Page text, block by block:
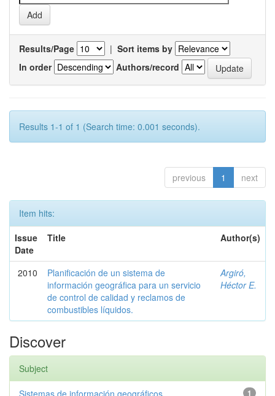
Results/Page | Sort items by
In order
Authors/record
Results 1-1 of 1 (Search time: 0.001 seconds).
previous 1 next
Item hits:
Issue
Date
Title Author(s)
2010
Planificación de un sistema de
información geográfica para un servicio
de control de calidad y reclamos de
combustibles líquidos.
Argiró,
Héctor E.
Discover
Subject
1
Sistemas de información geográficos